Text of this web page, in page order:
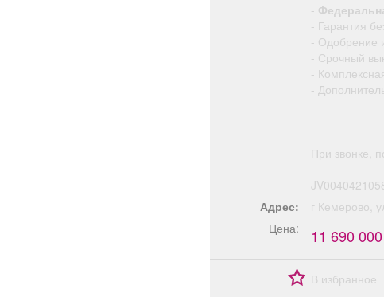
-
- Гарантия
- Одобрение
- Срочный
-
-
При звонке,
Адрес:
г Кемерово,
Цена:
11 690
В избранное